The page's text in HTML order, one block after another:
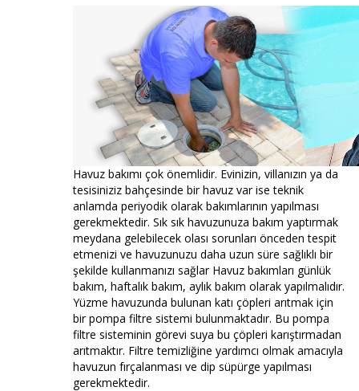
Havuz bakımı çok önemlidir. Evinizin, villanızın ya da
tesisiniziz bahçesinde bir havuz var ise teknik
anlamda periyodik olarak bakımlarının yapılması
gerekmektedir. Sık sık havuzunuza bakım yaptırmak
meydana gelebilecek olası sorunları önceden tespit
etmenizi ve havuzunuzu daha uzun süre sağlıklı bir
şekilde kullanmanızı sağlar Havuz bakımları günlük
bakım, haftalık bakım, aylık bakım olarak yapılmalıdır.
Yüzme havuzunda bulunan katı çöpleri arıtmak için
bir pompa filtre sistemi bulunmaktadır. Bu pompa
filtre sisteminin görevi suya bu çöpleri karıştırmadan
arıtmaktır. Filtre temizliğine yardımcı olmak amacıyla
havuzun fırçalanması ve dip süpürge yapılması
gerekmektedir.